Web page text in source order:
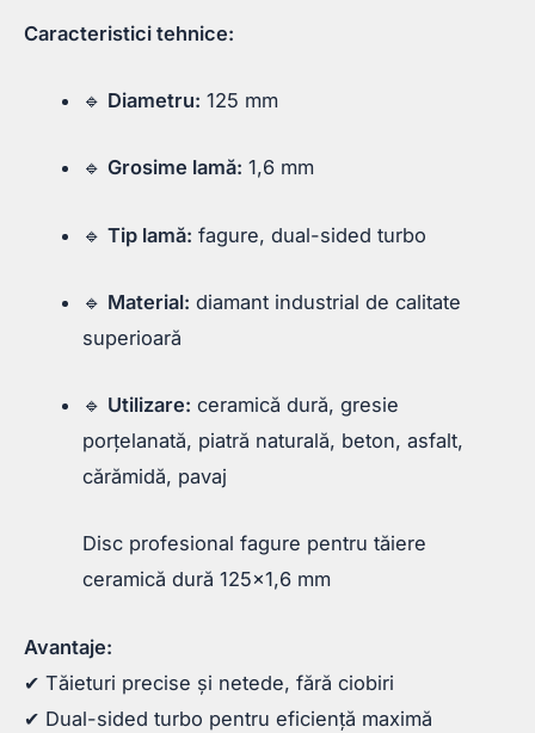
Caracteristici tehnice:
🔹 Diametru: 125 mm
🔹Grosime lamă: 1,6 mm
🔹Tip lamă: fagure, dual-sided turbo
🔹 Material: diamant industrial de calitate
superioară
🔹 Utilizare: ceramică dură, gresie
porțelanată, piatră naturală, beton, asfalt,
cărămidă, pavaj
Disc profesional fagure pentru tăiere
ceramică dură 125×1,6 mm
Avantaje:
✔ Tăieturi precise și netede, fără ciobiri
✔ Dual-sided turbo pentru eficiență maximă